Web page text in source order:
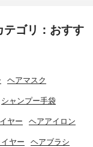
テゴリ：おすす
ヘアマスク
シャンプー手袋
ヤー ヘアアイロン
ヤー ヘアブラシ